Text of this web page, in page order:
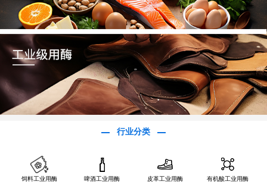
行业分类
饲料工业用酶 啤酒工业用酶 皮革工业用酶 有机酸工业用酶